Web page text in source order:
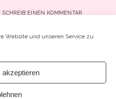
Website und unseren Service zu
akzeptieren
SCHREIB EINEN KOMMENTAR
by Compete Themes.